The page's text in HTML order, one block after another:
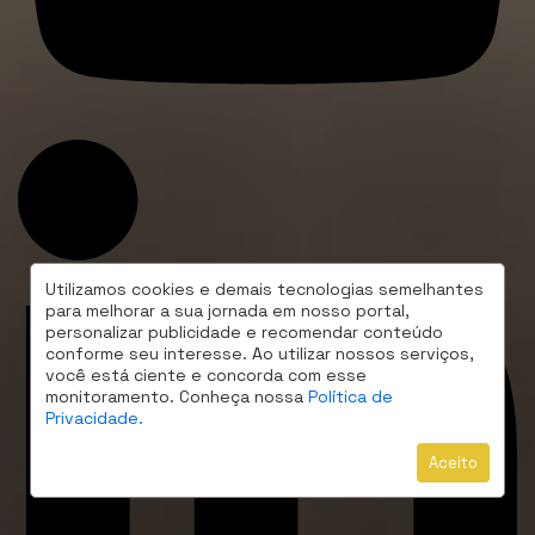
Utilizamos cookies e demais tecnologias semelhantes
para melhorar a sua jornada em nosso portal,
personalizar publicidade e recomendar conteúdo
conforme seu interesse. Ao utilizar nossos serviços,
você está ciente e concorda com esse
monitoramento. Conheça nossa Política de
Privacidade.
Aceito